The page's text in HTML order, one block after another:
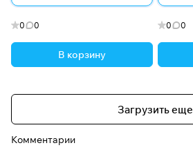
0 0
В корзину
0 0
Загрузить еще
Комментарии